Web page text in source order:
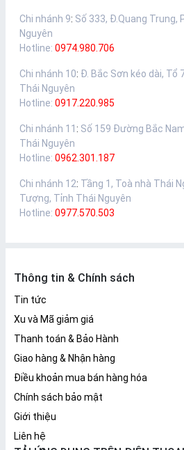
Chi nhánh 9: Số 333, Đ.Quang Trung,
Nguyên
Hotline: 0974.980.706
Chi nhánh 10: Đ. Bắc Sơn kéo dài, Tổ
Thái Nguyên
Hotline: 0917.220.985
Chi nhánh 11 : Số 159 Đường Bắc
Thái Nguyên
Hotline: 0962.301.187
Chi nhánh 12: Tầng 1, Toà nhà Thái
Tượng, Tỉnh Thái Nguyên
Hotline: 0977.570.503
Thông tin & Chính sách
Tin tức
Xu và Mã giảm giá
Thanh toán & Bảo Hành
Giao hàng & Nhận hàng
Điều khoản mua bán hàng hóa
Chính sách bảo mật
Giới thiệu
Liên hệ